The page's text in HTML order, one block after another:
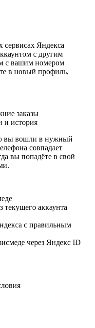
сервисах Яндекса
с другим
с вашим номером
в новый профиль,
заказы
и история
вы вошли в нужный
совпадает
вы попадёте в свой
текущего аккаунта
с правильным
через Яндекс ID